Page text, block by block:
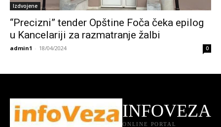
Izdvojene
“Precizni” tender Opštine Foča čeka epilog
u Kancelariji za razmatranje žalbi
admin1 - 18/04/2024 0
INFOVEZA
ONLINE PORTAL